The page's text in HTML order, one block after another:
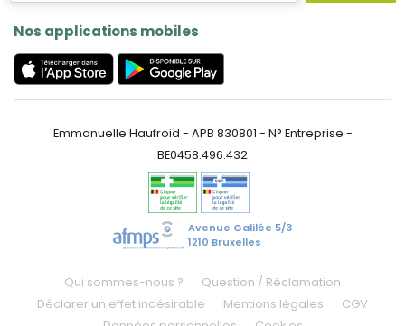
Nos applications mobiles
Emmanuelle Haufroid - APB 830801 - N° Entreprise -
BE0458.496.432
Avenue Galilée 5/3
1210 Bruxelles
Qui sommes-nous ?
Question / Réclamation
Déclarer un effet indésirable
Mentions légales
CGV